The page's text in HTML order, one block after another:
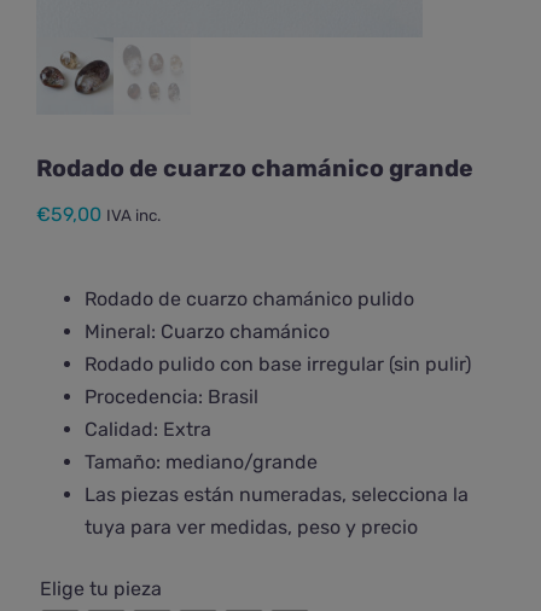
Rodado de cuarzo chamánico grande
€59,00 IVA inc.
Rodado de cuarzo chamánico pulido
Mineral: Cuarzo chamánico
Rodado pulido con base irregular (sin pulir)
Procedencia: Brasil
Calidad: Extra
Tamaño: mediano/grande
Las piezas están numeradas, selecciona la
tuya para ver medidas, peso y precio
Elige tu pieza